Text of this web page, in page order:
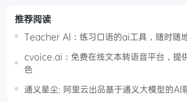
推荐阅读
Teacher AI：练习口语的ai工具，随时随
cvoice.ai：免费在线文本转语音平台，提
色
通义星尘: 阿里云出品基于通义大模型的AI